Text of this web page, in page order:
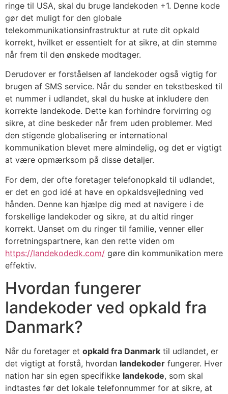
ringe til USA, skal du bruge landekoden +1. Denne kode
gør det muligt for den globale
telekommunikationsinfrastruktur at rute dit opkald
korrekt, hvilket er essentielt for at sikre, at din stemme
når frem til den ønskede modtager.
Derudover er forståelsen af landekoder også vigtig for
brugen af SMS service. Når du sender en tekstbesked til
et nummer i udlandet, skal du huske at inkludere den
korrekte landekode. Dette kan forhindre forvirring og
sikre, at dine beskeder når frem uden problemer. Med
den stigende globalisering er international
kommunikation blevet mere almindelig, og det er vigtigt
at være opmærksom på disse detaljer.
For dem, der ofte foretager telefonopkald til udlandet,
er det en god idé at have en opkaldsvejledning ved
hånden. Denne kan hjælpe dig med at navigere i de
forskellige landekoder og sikre, at du altid ringer
korrekt. Uanset om du ringer til familie, venner eller
forretningspartnere, kan den rette viden om
https://landekodedk.com/ gøre din kommunikation mere
effektiv.
Hvordan fungerer
landekoder ved opkald fra
Danmark?
Når du foretager et opkald fra Danmark til udlandet, er
det vigtigt at forstå, hvordan landekoder fungerer. Hver
nation har sin egen specifikke landekode, som skal
indtastes før det lokale telefonnummer for at sikre, at